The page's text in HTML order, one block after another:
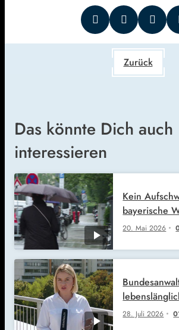
Zurück
Das könnte Dich auch
interessieren
20. Mai 2026
Kein
bayerische
28. Juli 2026